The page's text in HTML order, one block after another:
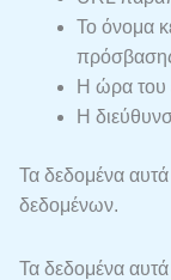
Το όνομα
Η ώρα του
Η
Τα δεδομένα
δεδομένων.
Τα δεδομένα